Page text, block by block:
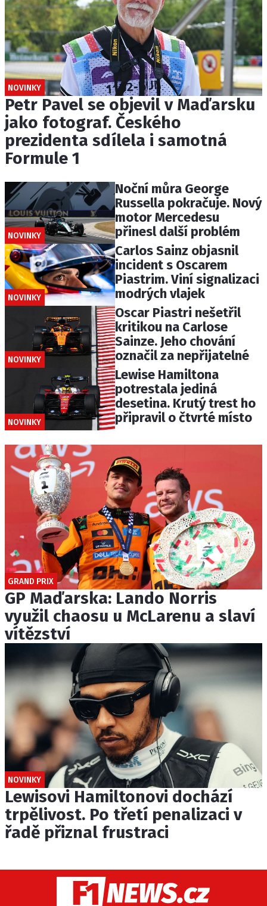
NOVINKY
Petr Pavel se objevil v Maďarsku
jako fotograf. Českého
prezidenta sdílela i samotná
Formule 1
NOVINKY
Noční můra George
Russella pokračuje. Nový
motor Mercedesu
přinesl další problém
NOVINKY
Carlos Sainz objasnil
incident s Oscarem
Piastrim. Viní signalizaci
modrých vlajek
NOVINKY
Oscar Piastri nešetřil
kritikou na Carlose
Sainze. Jeho chování
označil za nepřijatelné
NOVINKY
Lewise Hamiltona
potrestala jediná
desetina. Krutý trest ho
připravil o čtvrté místo
GRAND PRIX
GP Maďarska: Lando Norris
využil chaosu u McLarenu a slaví
vítězství
NOVINKY
Lewisovi Hamiltonovi dochází
trpělivost. Po třetí penalizaci v
řadě přiznal frustraci